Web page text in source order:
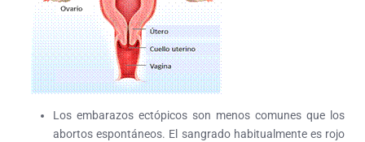
Los embarazos ectópicos son menos comunes que los
abortos espontáneos. El sangrado habitualmente es rojo